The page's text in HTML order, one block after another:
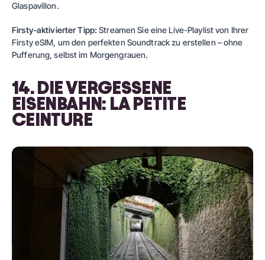
Glaspavillon.
Firsty‑aktivierter Tipp: Streamen Sie eine Live-Playlist von Ihrer
Firsty eSIM, um den perfekten Soundtrack zu erstellen – ohne
Pufferung, selbst im Morgengrauen.
14. DIE VERGESSENE
EISENBAHN: LA PETITE
CEINTURE